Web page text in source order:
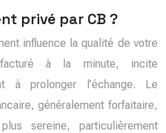
privé par CB ?
influence la qualité de votre
facturé à la minute, incite
à prolonger l’échange. Le
généralement forfaitaire,
sereine, particulièrement